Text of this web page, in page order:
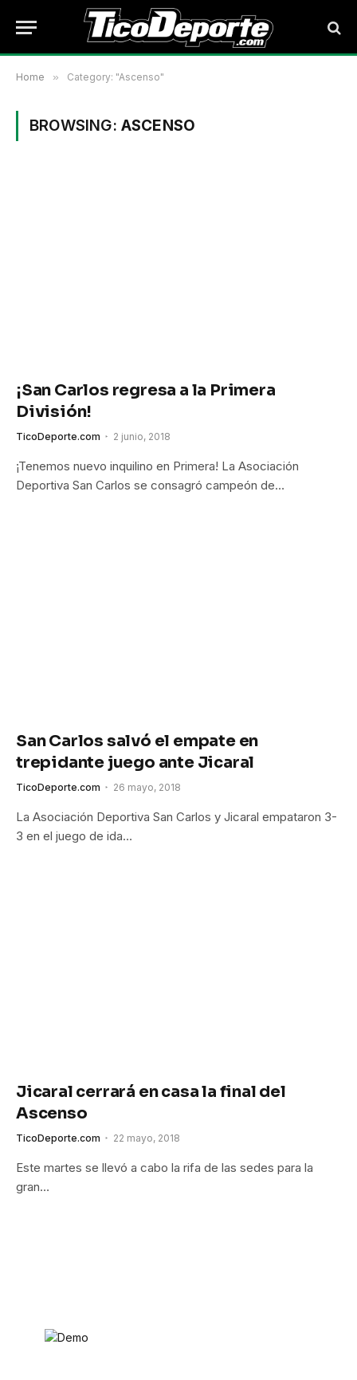
Home » Category: "Ascenso"
BROWSING: ASCENSO
¡San Carlos regresa a la Primera
División!
TicoDeporte.com 2 junio, 2018
¡Tenemos nuevo inquilino en Primera! La Asociación
Deportiva San Carlos se consagró campeón de…
San Carlos salvó el empate en
trepidante juego ante Jicaral
TicoDeporte.com 26 mayo, 2018
La Asociación Deportiva San Carlos y Jicaral empataron 3-
3 en el juego de ida…
Jicaral cerrará en casa la final del
Ascenso
TicoDeporte.com 22 mayo, 2018
Este martes se llevó a cabo la rifa de las sedes para la
gran…